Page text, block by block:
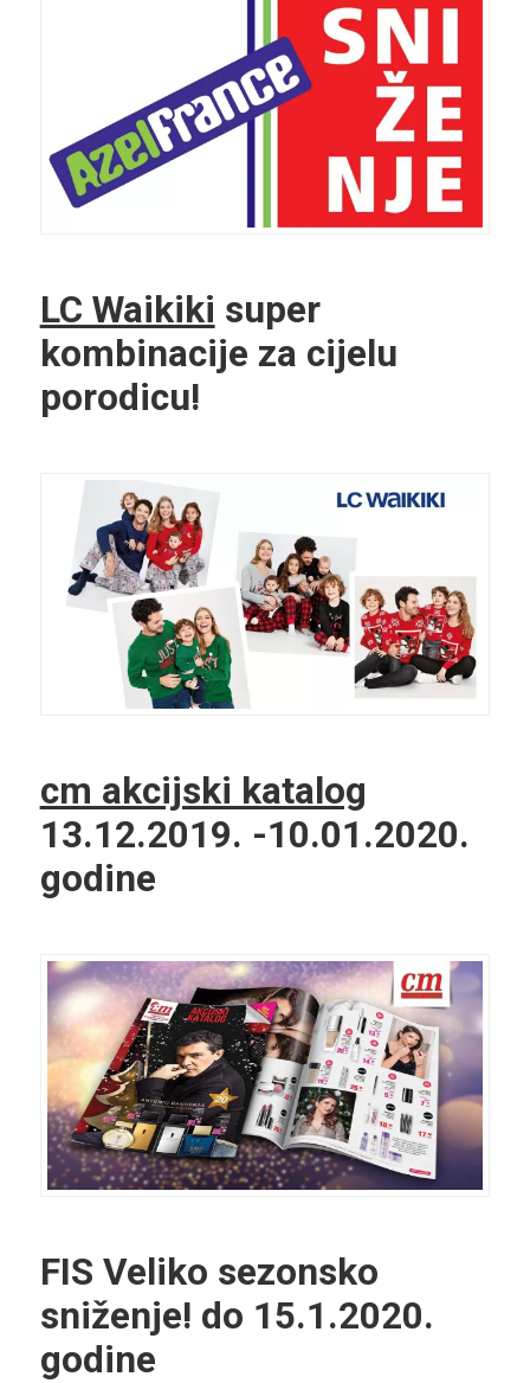
LC Waikiki super
kombinacije za cijelu
porodicu!
cm akcijski katalog
13.12.2019. -10.01.2020.
godine
FIS Veliko sezonsko
sniženje! do 15.1.2020.
godine